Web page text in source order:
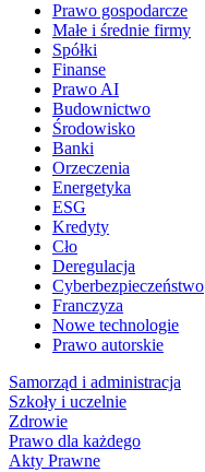
Prawo gospodarcze
Małe i średnie firmy
Spółki
Finanse
Prawo AI
Budownictwo
Środowisko
Banki
Orzeczenia
Energetyka
ESG
Kredyty
Cło
Deregulacja
Cyberbezpieczeństwo
Franczyza
Nowe technologie
Prawo autorskie
Samorząd i administracja
Szkoły i uczelnie
Zdrowie
Prawo dla każdego
Akty Prawne